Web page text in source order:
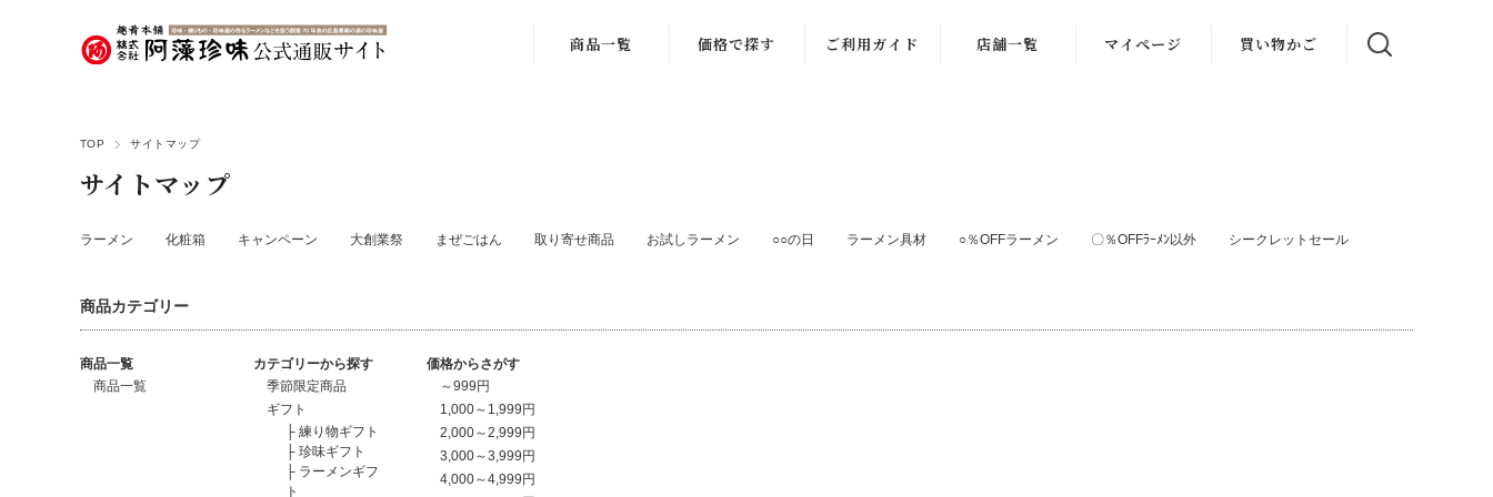
商品一覧
練り物一覧
価格で探す
円
円
ご利用ガイド 店舗一覧 マイページ 買い物かご
TOP サイトマップ
サイトマップ
ラーメン 化粧箱 キャンペーン 大創業祭 まぜごはん 取り寄せ商品 お試しラーメン ○○の日 ラーメン具材 ○％OFFラーメン 〇％OFFﾗｰﾒﾝ以外 シークレットセール
商品カテゴリー
商品一覧
商品一覧
カテゴリーから探す
季節限定商品
ギフト
├ 練り物ギフト
├ 珍味ギフト
├ ラーメンギフ
ト
価格からさがす
～999円
1,000～1,999円
2,000～2,999円
3,000～3,999円
4,000～4,999円